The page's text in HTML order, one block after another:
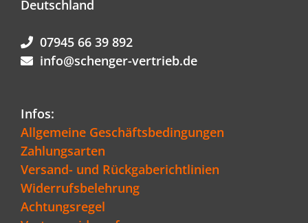
Deutschland
07945 66 39 892
info@schenger-vertrieb.de
Infos:
Allgemeine Geschäftsbedingungen
Zahlungsarten
Versand- und Rückgaberichtlinien
Widerrufsbelehrung
Achtungsregel